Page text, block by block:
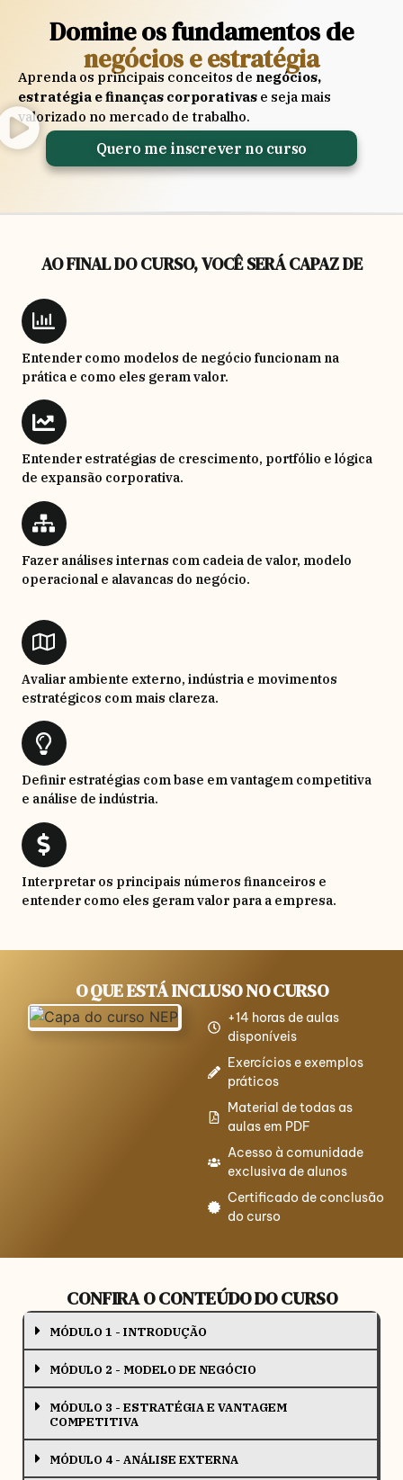
Domine os fundamentos de
negócios e estratégia
Aprenda os principais conceitos de negócios,
estratégia e finanças corporativas e seja mais
valorizado no mercado de trabalho.
Quero me inscrever no curso
AO FINAL DO CURSO, VOCÊ SERÁ CAPAZ DE
Entender como modelos de negócio funcionam na
prática e como eles geram valor.
Entender estratégias de crescimento, portfólio e lógica
de expansão corporativa.
Fazer análises internas com cadeia de valor, modelo
operacional e alavancas do negócio.
Avaliar ambiente externo, indústria e movimentos
estratégicos com mais clareza.
Definir estratégias com base em vantagem competitiva
e análise de indústria.
Interpretar os principais números financeiros e
entender como eles geram valor para a empresa.
O QUE ESTÁ INCLUSO NO CURSO
+14 horas de aulas
disponíveis
Exercícios e exemplos
práticos
Material de todas as
aulas em PDF
Acesso à comunidade
exclusiva de alunos
Certificado de conclusão
do curso
CONFIRA O CONTEÚDO DO CURSO
MÓDULO 1 - INTRODUÇÃO
MÓDULO 2 - MODELO DE NEGÓCIO
MÓDULO 3 - ESTRATÉGIA E VANTAGEM
COMPETITIVA
MÓDULO 4 - ANÁLISE EXTERNA